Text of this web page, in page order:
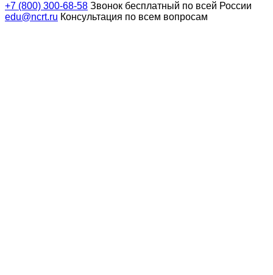
+7 (800) 300-68-58 Звонок бесплатный по всей России
edu@ncrt.ru Консультация по всем вопросам